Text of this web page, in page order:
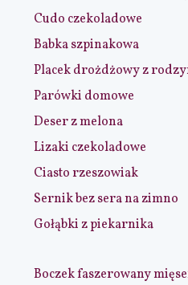
Cudo czekoladowe
Babka szpinakowa
Placek drożdżowy z
Parówki domowe
Deser z melona
Lizaki czekoladowe
Ciasto rzeszowiak
Sernik bez sera na zimno
Gołąbki z piekarnika
Boczek faszerowany